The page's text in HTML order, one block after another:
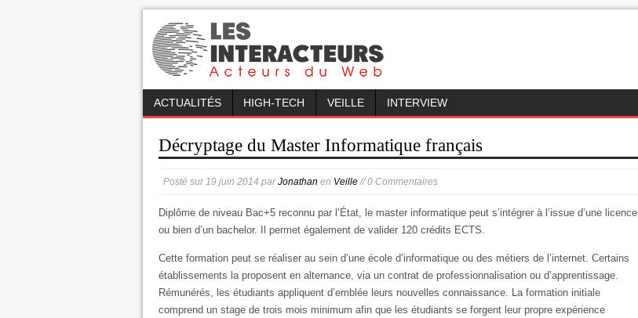
ACTUALITÉS HIGH-TECH VEILLE INTERVIEW
Décryptage du Master Informatique français
Posté sur19 juin 2014 parJonathan en Veille// 0 Commentaires
Diplôme de niveau Bac+5 reconnu par l’État, le master informatique peut s’intégrer à l’issue d’une licence
ou bien d’un bachelor. Il permet également de valider 120 crédits ECTS.
Cette formation peut se réaliser au sein d’une école d’informatique ou des métiers de l’internet. Certains
établissements la proposent en alternance, via un contrat de professionnalisation ou d’apprentissage.
Rémunérés, les étudiants appliquent d’emblée leurs nouvelles connaissance. La formation initiale
comprend un stage de trois mois minimum afin que les étudiants se forgent leur propre expérience